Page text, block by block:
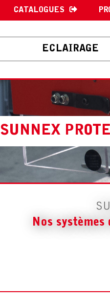
CATALOGUES
ECLAIRAGE
SUNNEX
Nos